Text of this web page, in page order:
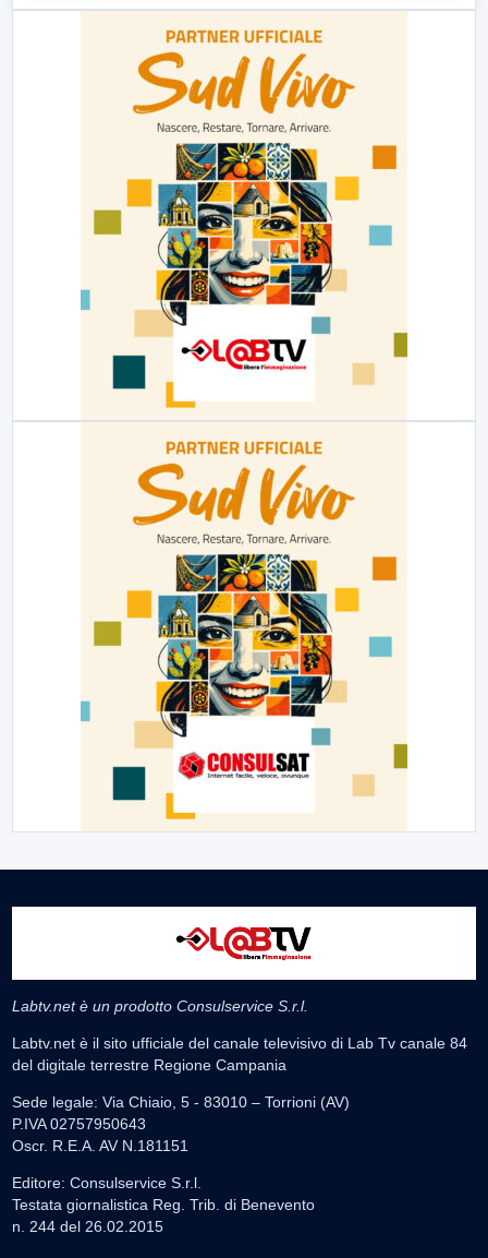
Labtv.net è un prodotto Consulservice S.r.l.
Labtv.net è il sito ufficiale del canale televisivo di Lab Tv canale 84
del digitale terrestre Regione Campania
Sede legale: Via Chiaio, 5 - 83010 – Torrioni (AV)
P.IVA 02757950643
Oscr. R.E.A. AV N.181151
Editore: Consulservice S.r.l.
Testata giornalistica Reg. Trib. di Benevento
n. 244 del 26.02.2015